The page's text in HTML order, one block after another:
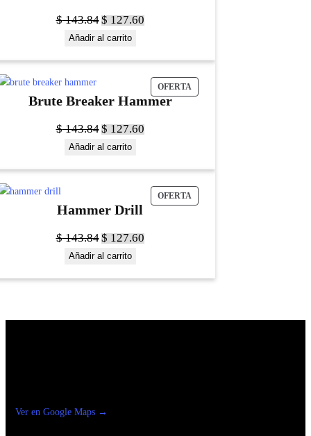
$143.84$127.60
Añadir al carrito
OFERTA
Brute Breaker Hammer
$143.84$127.60
Añadir al carrito
OFERTA
Hammer Drill
$143.84$127.60
Añadir al carrito
Ver en Google Maps →